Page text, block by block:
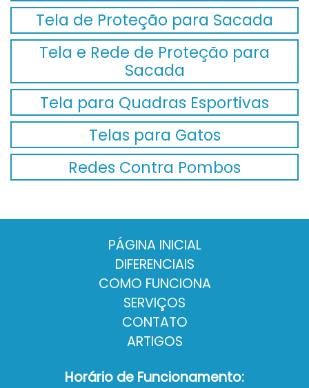
Tela de Proteção para Sacada
Tela e Rede de Proteção para
Sacada
Tela para Quadras Esportivas
Telas para Gatos
Redes Contra Pombos
PÁGINA INICIAL
DIFERENCIAIS
COMO FUNCIONA
SERVIÇOS
CONTATO
ARTIGOS
Horário de Funcionamento: